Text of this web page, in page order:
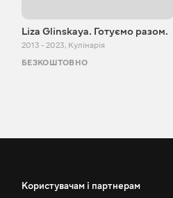
Liza Glinskaya. Готуємо разом.
2013 - 2023, Кулінарія
БЕЗКОШТОВНО
Користувачам і партнерам